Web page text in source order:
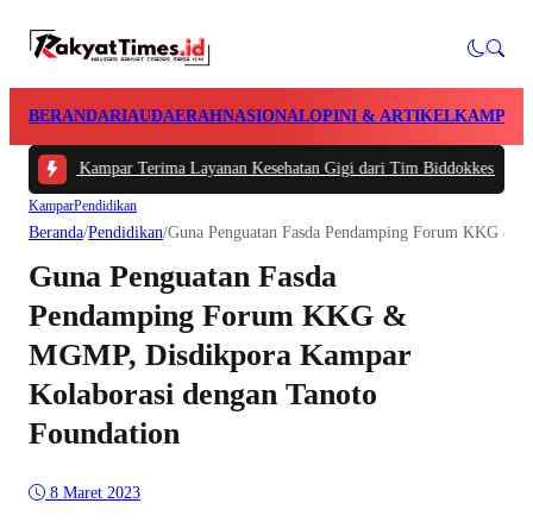
BERANDARIAUDAERAHNASIONALOPINI & ARTIKELKAMPAR
Kampar Terima Layanan Kesehatan Gigi dari Tim Biddokkes Polda Riau,
KamparPendidikan
Beranda/Pendidikan/Guna Penguatan Fasda Pendamping Forum KKG &
Guna Penguatan Fasda
Pendamping Forum KKG &
MGMP, Disdikpora Kampar
Kolaborasi dengan Tanoto
Foundation
8 Maret 2023